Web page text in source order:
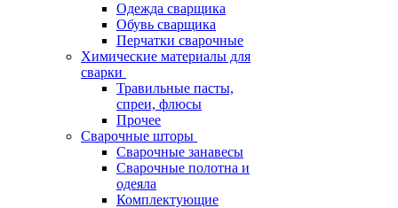
Одежда сварщика
Обувь сварщика
Перчатки сварочные
Химические материалы для
сварки
Травильные пасты,
спреи, флюсы
Прочее
Сварочные шторы
Сварочные занавесы
Сварочные полотна и
одеяла
Комплектующие